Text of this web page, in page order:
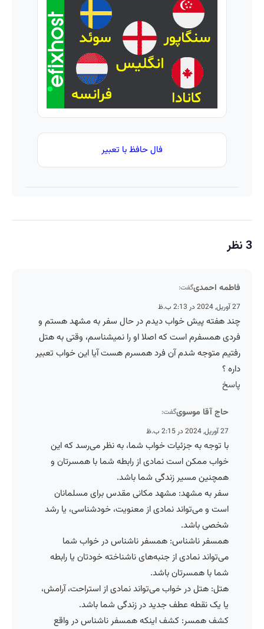
کمیسیون
چک و
ضامن؛
همین
امروز
اقدام
کن ✅
فال حافظ با تعبیر
3 نظر
فاطمه احمدیگفت:
27 آوریل, 2024 در 2:13 ب.ظ
چند هفته پیش خواب دیدم در حال سفر به مشهد هستم و
فردی همسفرم است که اصلا او را نمیشناسم، وقتی به هتل
رفتیم متوجه شدم آن فرد همسرم هست آیا این خواب تعبیر
داره ؟
پاسخ
حاج آقا موسویگفت:
27 آوریل, 2024 در 2:15 ب.ظ
با توجه به جزئیات خواب شما، به نظر می‌رسد که این
خواب ممکن است نمادی از رابطه شما با همسرتان و
همچنین مسیر زندگی شما باشد.
سفر به مشهد: مشهد مکانی مقدس برای مسلمانان
است و می‌تواند نمادی از معنویت، خودشناسی، یا رشد
شخصی باشد.
همسفر ناشناس: همسفر ناشناس در خواب شما
می‌تواند نمادی از جنبه‌های ناشناخته خودتان یا رابطه
شما با همسرتان باشد.
هتل: هتل در خواب می‌تواند نمادی از استراحت، آرامش،
یا یک نقطه عطف جدید در زندگی شما باشد.
کشف همسر: کشف اینکه همسفر ناشناس در واقع